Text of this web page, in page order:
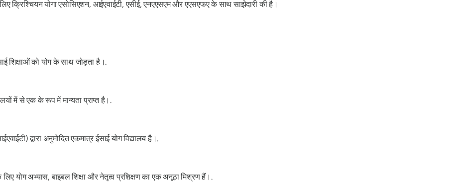
क्रिश्चियन योगा एसोसिएशन, आईएवाईटी, एसीई, एनएएसएम और एएसएफए के साथ साझेदारी की है।
शिक्षाओं को योग के साथ जोड़ता है।.
में से एक के रूप में मान्यता प्राप्त है।.
द्वारा अनुमोदित एकमात्र ईसाई योग विद्यालय है।.
योग अभ्यास, बाइबल शिक्षा और नेतृत्व प्रशिक्षण का एक अनूठा मिश्रण हैं।.